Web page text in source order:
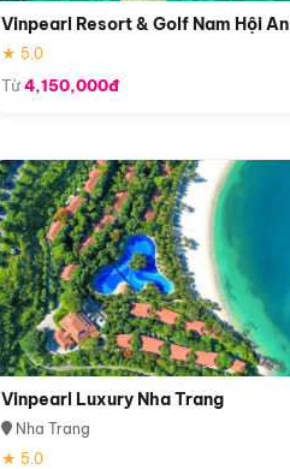
Vinpearl Resort & Golf Nam Hội An
★ 5.0
Từ4,150,000đ
Vinpearl Luxury Nha Trang
Nha Trang
★ 5.0